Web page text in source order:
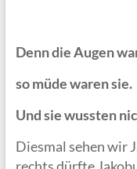
Denn die Augen
so müde waren sie.
Und sie wussten
Diesmal sehen wir